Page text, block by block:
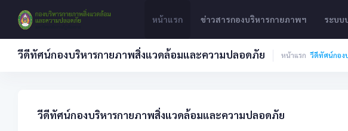
หน้าแรก ข่าวสารกองบริหารกายภาพฯ ระบบ
วีดีทัศน์กองบริหารกายภาพสิ่งแวดล้อมและความปลอดภัย หน้าแรก วีดีทัศน์กอง
วีดีทัศน์กองบริหารกายภาพสิ่งแวดล้อมและความปลอดภัย